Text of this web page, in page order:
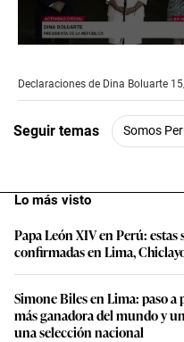
of
40
seconds
Declaraciones de Dina Boluarte
Seguir temas Somos
Lo más visto
Papa León XIV en Perú:
confirmadas en Lima,
Simone Biles en Lima: paso a
más ganadora del mundo y
una selección nacional